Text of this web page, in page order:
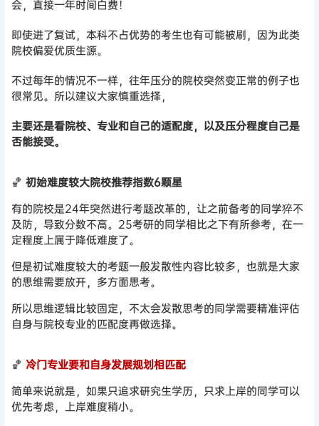
会，直接一年时间白费！
即使进了复试，本科不占优势的考生也有可能被刷，因为此类
院校偏爱优质生源。
不过每年的情况不一样，往年压分的院校突然变正常的例子也
很常见。所以建议大家慎重选择，
主要还是看院校、专业和自己的适配度，以及压分程度自己是
否能接受。
🏀 初始难度较大院校推荐指数6颗星
有的院校是24年突然进行考题改革的，让之前备考的同学猝不
及防，导致分数不高。25考研的同学相比之下有所参考，在一
定程度上属于降低难度了。
但是初试难度较大的考题一般发散性内容比较多，也就是大家
的思维需要放开，多方面思考。
所以思维逻辑比较固定，不太会发散思考的同学需要精准评估
自身与院校专业的匹配度再做选择。
🏀 冷门专业要和自身发展规划相匹配
简单来说就是，如果只追求研究生学历，只求上岸的同学可以
优先考虑，上岸难度稍小。